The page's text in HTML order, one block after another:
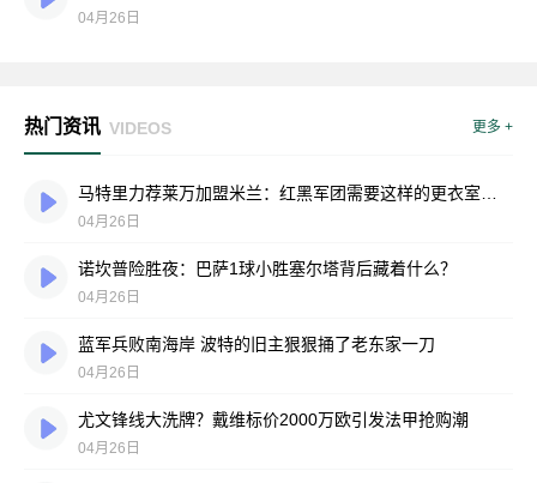
04月26日
热门资讯 VIDEOS 更多 +
04月26日
诺坎普险胜夜：巴萨1球小胜塞尔塔背后藏着什么？
04月26日
蓝军兵败南海岸 波特的旧主狠狠捅了老东家一刀
04月26日
尤文锋线大洗牌？戴维标价2000万欧引发法甲抢购潮
04月26日